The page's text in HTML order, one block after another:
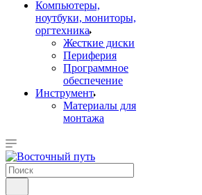
Компьютеры,
ноутбуки, мониторы,
оргтехника
Жесткие диски
Периферия
Программное
обеспечение
Инструмент
Материалы для
монтажа